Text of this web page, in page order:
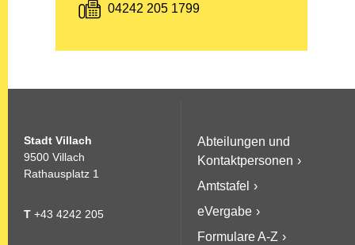
Fax:
04242 205 1799
Stadt Villach
9500 Villach
Rathausplatz 1
T +43 4242 205
Abteilungen und
Kontaktpersonen
Amtstafel
eVergabe
Formulare A-Z